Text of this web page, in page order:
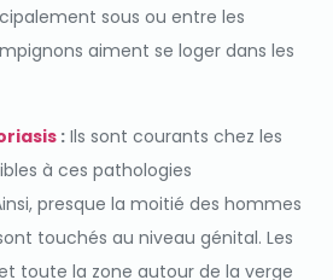
sous ou entre les
aiment se loger dans les
:Ils sont courants chez les
à ces pathologies
presque la moitié des hommes
touchés au niveau génital. Les
toute la zone autour de la verge